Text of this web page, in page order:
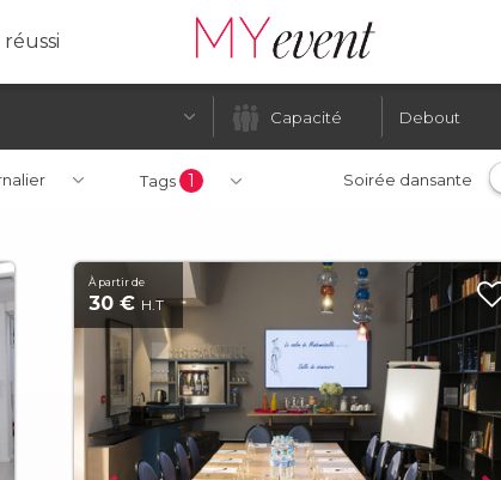
Debout
Tags 1 Soirée dansante
À partir de
30 € H.T